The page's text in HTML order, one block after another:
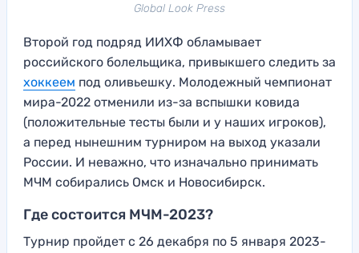
Global Look Press
Второй год подряд ИИХФ обламывает
российского болельщика, привыкшего следить за
хоккеем под оливьешку. Молодежный чемпионат
мира-2022 отменили из-за вспышки ковида
(положительные тесты были и у наших игроков),
а перед нынешним турниром на выход указали
России. И неважно, что изначально принимать
МЧМ собирались Омск и Новосибирск.
Где состоится МЧМ-2023?
Турнир пройдет с 26 декабря по 5 января 2023-